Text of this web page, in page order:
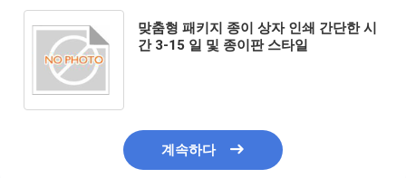
맞춤형 패키지 종이 상자 인쇄 간단한 시
간 3-15 일 및 종이판 스타일
계속하다